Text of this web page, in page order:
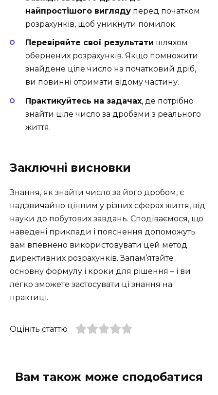
найпростішого вигляду перед початком
розрахунків, щоб уникнути помилок.
Перевіряйте свої результати шляхом
обернених розрахунків. Якщо помножити
знайдене ціле число на початковий дріб,
ви повинні отримати відому частину.
Практикуйтесь на задачах, де потрібно
знайти ціле число за дробами з реального
життя.
Заключні висновки
Знання, як знайти число за його дробом, є
надзвичайно цінним у різних сферах життя, від
науки до побутових завдань. Сподіваємося, що
наведені приклади і пояснення допоможуть
вам впевнено використовувати цей метод
директивних розрахунків. Запам’ятайте
основну формулу і кроки для рішення – і ви
легко зможете застосувати ці знання на
практиці.
Оцініть статтю
Вам також може сподобатися